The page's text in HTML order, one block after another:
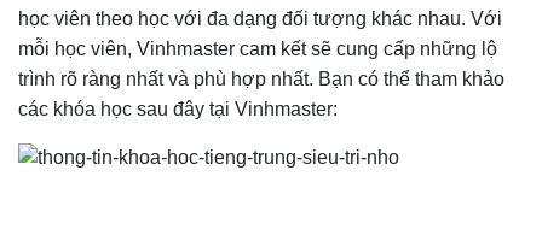
học viên theo học với đa dạng đối tượng khác nhau. Với
mỗi học viên, Vinhmaster cam kết sẽ cung cấp những lộ
trình rõ ràng nhất và phù hợp nhất. Bạn có thể tham khảo
các khóa học sau đây tại Vinhmaster: